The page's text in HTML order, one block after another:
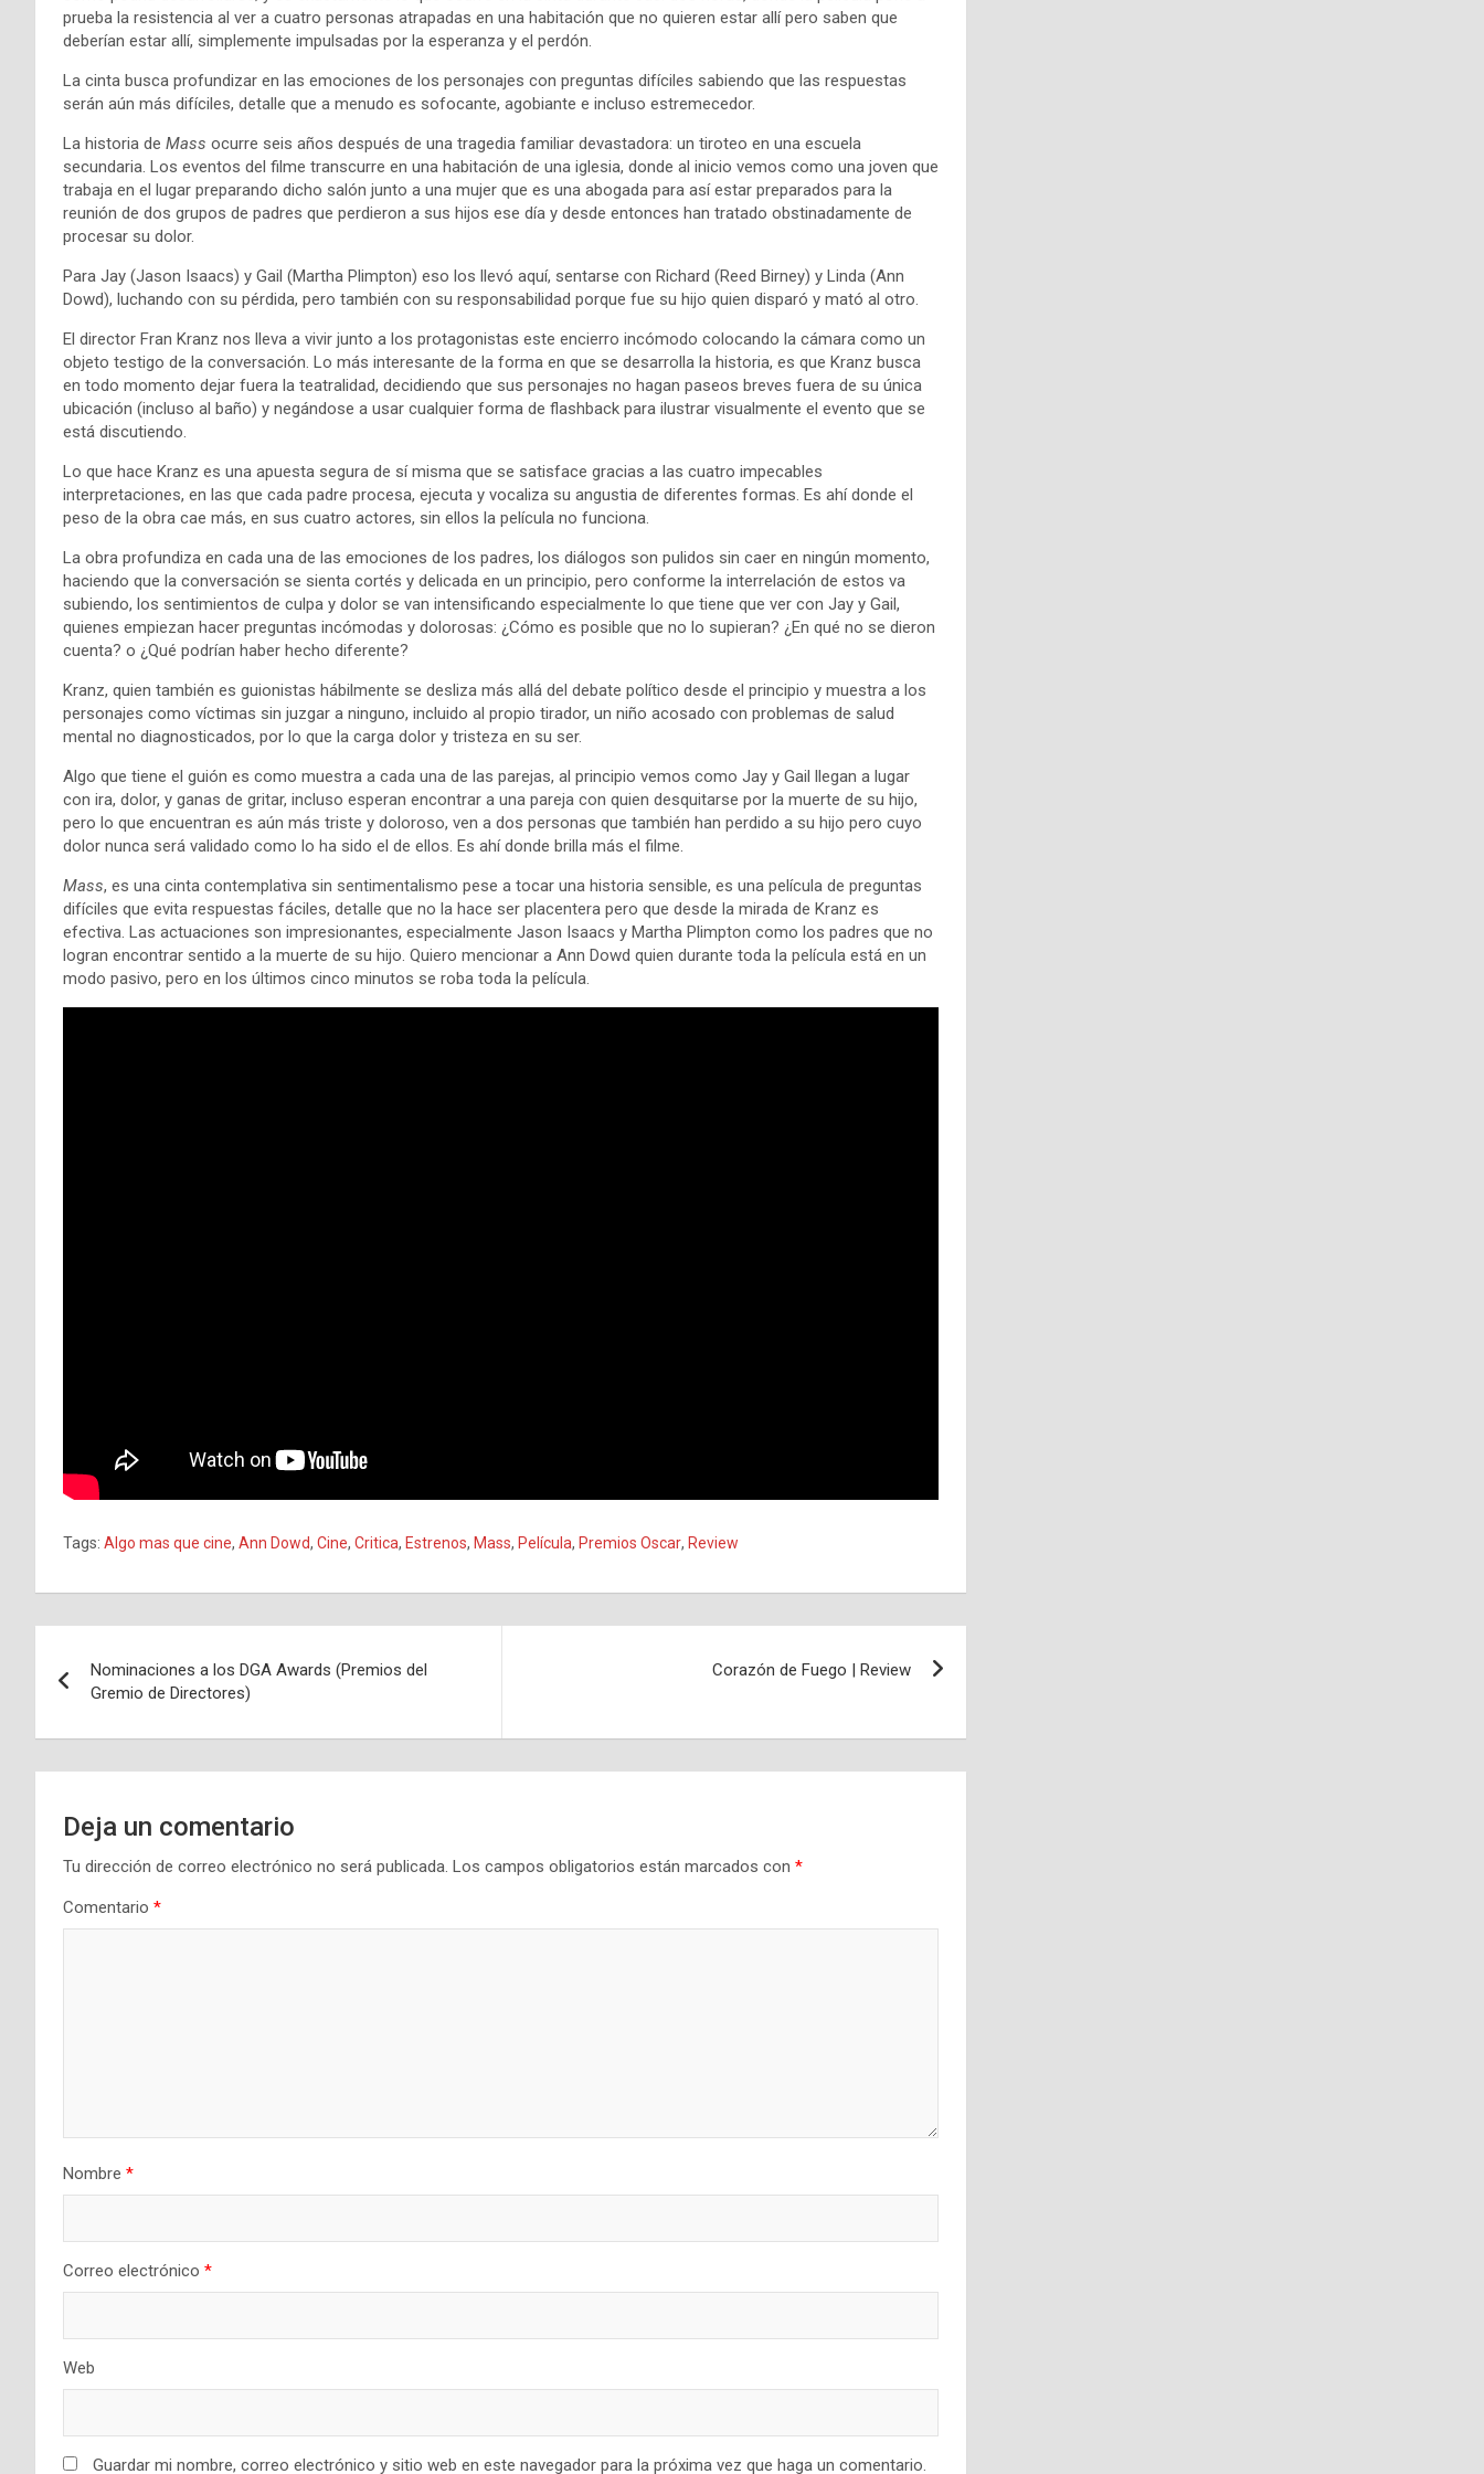
prueba la resistencia al ver a cuatro personas atrapadas en una habitación que no quieren estar allí pero saben que
deberían estar allí, simplemente impulsadas por la esperanza y el perdón.
La cinta busca profundizar en las emociones de los personajes con preguntas difíciles sabiendo que las respuestas
serán aún más difíciles, detalle que a menudo es sofocante, agobiante e incluso estremecedor.
La historia de Mass ocurre seis años después de una tragedia familiar devastadora: un tiroteo en una escuela
secundaria. Los eventos del filme transcurre en una habitación de una iglesia, donde al inicio vemos como una joven que
trabaja en el lugar preparando dicho salón junto a una mujer que es una abogada para así estar preparados para la
reunión de dos grupos de padres que perdieron a sus hijos ese día y desde entonces han tratado obstinadamente de
procesar su dolor.
Para Jay (Jason Isaacs) y Gail (Martha Plimpton) eso los llevó aquí, sentarse con Richard (Reed Birney) y Linda (Ann
Dowd), luchando con su pérdida, pero también con su responsabilidad porque fue su hijo quien disparó y mató al otro.
El director Fran Kranz nos lleva a vivir junto a los protagonistas este encierro incómodo colocando la cámara como un
objeto testigo de la conversación. Lo más interesante de la forma en que se desarrolla la historia, es que Kranz busca
en todo momento dejar fuera la teatralidad, decidiendo que sus personajes no hagan paseos breves fuera de su única
ubicación (incluso al baño) y negándose a usar cualquier forma de flashback para ilustrar visualmente el evento que se
está discutiendo.
Lo que hace Kranz es una apuesta segura de sí misma que se satisface gracias a las cuatro impecables
interpretaciones, en las que cada padre procesa, ejecuta y vocaliza su angustia de diferentes formas. Es ahí donde el
peso de la obra cae más, en sus cuatro actores, sin ellos la película no funciona.
La obra profundiza en cada una de las emociones de los padres, los diálogos son pulidos sin caer en ningún momento,
haciendo que la conversación se sienta cortés y delicada en un principio, pero conforme la interrelación de estos va
subiendo, los sentimientos de culpa y dolor se van intensificando especialmente lo que tiene que ver con Jay y Gail,
quienes empiezan hacer preguntas incómodas y dolorosas: ¿Cómo es posible que no lo supieran? ¿En qué no se dieron
cuenta? o ¿Qué podrían haber hecho diferente?
Kranz, quien también es guionistas hábilmente se desliza más allá del debate político desde el principio y muestra a los
personajes como víctimas sin juzgar a ninguno, incluido al propio tirador, un niño acosado con problemas de salud
mental no diagnosticados, por lo que la carga dolor y tristeza en su ser.
Algo que tiene el guión es como muestra a cada una de las parejas, al principio vemos como Jay y Gail llegan a lugar
con ira, dolor, y ganas de gritar, incluso esperan encontrar a una pareja con quien desquitarse por la muerte de su hijo,
pero lo que encuentran es aún más triste y doloroso, ven a dos personas que también han perdido a su hijo pero cuyo
dolor nunca será validado como lo ha sido el de ellos. Es ahí donde brilla más el filme.
Mass, es una cinta contemplativa sin sentimentalismo pese a tocar una historia sensible, es una película de preguntas
difíciles que evita respuestas fáciles, detalle que no la hace ser placentera pero que desde la mirada de Kranz es
efectiva. Las actuaciones son impresionantes, especialmente Jason Isaacs y Martha Plimpton como los padres que no
logran encontrar sentido a la muerte de su hijo. Quiero mencionar a Ann Dowd quien durante toda la película está en un
modo pasivo, pero en los últimos cinco minutos se roba toda la película.
Tags: Algo mas que cine, Ann Dowd, Cine, Critica, Estrenos, Mass, Película, Premios Oscar, Review
de
entradas
Nominaciones a los DGA Awards (Premios del
Gremio de Directores)
Corazón de Fuego | Review
Deja un comentario
Tu dirección de correo electrónico no será publicada. Los campos obligatorios están marcados con *
Comentario *
Nombre *
Correo electrónico *
Web
Guardar mi nombre, correo electrónico y sitio web en este navegador para la próxima vez que haga un comentario.